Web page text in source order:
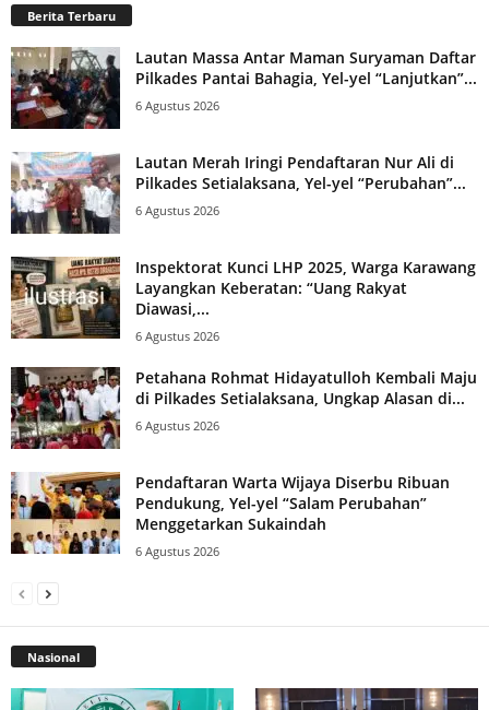
Berita Terbaru
Lautan Massa Antar Maman Suryaman Daftar
Pilkades Pantai Bahagia, Yel-yel “Lanjutkan”...
6 Agustus 2026
Lautan Merah Iringi Pendaftaran Nur Ali di
Pilkades Setialaksana, Yel-yel “Perubahan”...
6 Agustus 2026
Inspektorat Kunci LHP 2025, Warga Karawang
Layangkan Keberatan: “Uang Rakyat
Diawasi,...
6 Agustus 2026
Petahana Rohmat Hidayatulloh Kembali Maju
di Pilkades Setialaksana, Ungkap Alasan di...
6 Agustus 2026
Pendaftaran Warta Wijaya Diserbu Ribuan
Pendukung, Yel-yel “Salam Perubahan”
Menggetarkan Sukaindah
6 Agustus 2026
Nasional